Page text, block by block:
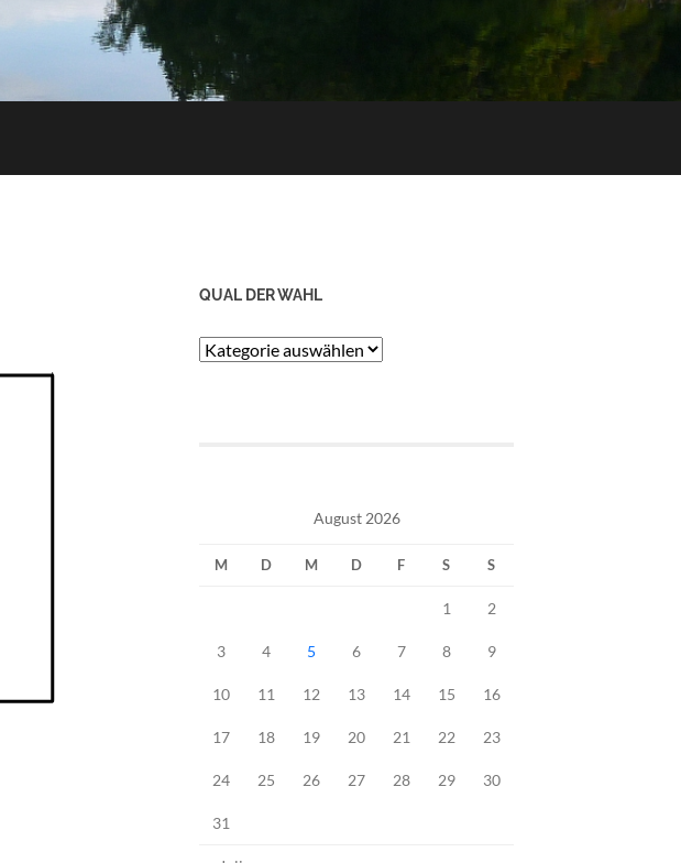
QUAL DER WAHL
Qual
August 2026
M D M D F S S
1 2
3 4 5 6 7 8 9
10 11 12 13 14 15 16
17 18 19 20 21 22 23
24 25 26 27 28 29 30
31